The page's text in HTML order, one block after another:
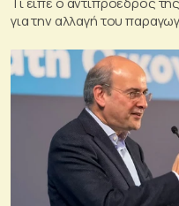
για την αλλαγή του